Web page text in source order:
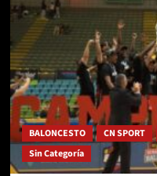
BALONCESTO CN SPORT
Sin Categoría